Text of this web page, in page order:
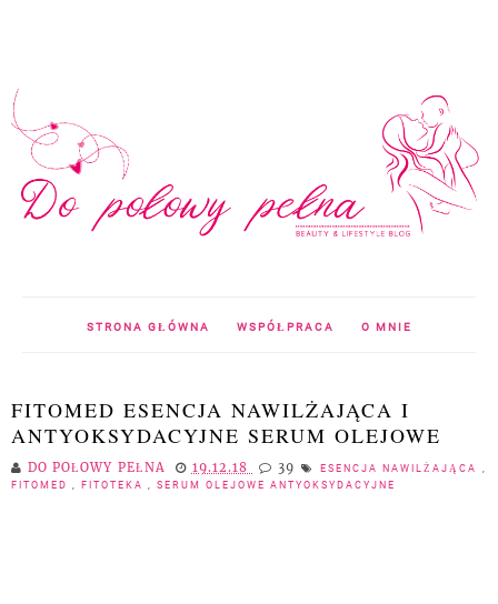
STRONA GŁÓWNA WSPÓŁPRACA O MNIE
FITOMED ESENCJA NAWILŻAJĄCA I
ANTYOKSYDACYJNE SERUM OLEJOWE
DO POŁOWY PEŁNA 19.12.18 39 ESENCJA NAWILŻAJĄCA
FITOMED
FITOTEKA SERUM OLEJOWE ANTYOKSYDACYJNE